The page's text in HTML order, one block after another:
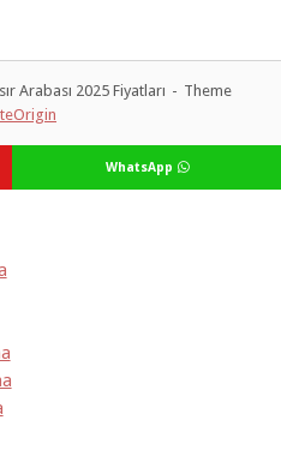
Arabası 2025 Fiyatları
Theme
WhatsApp